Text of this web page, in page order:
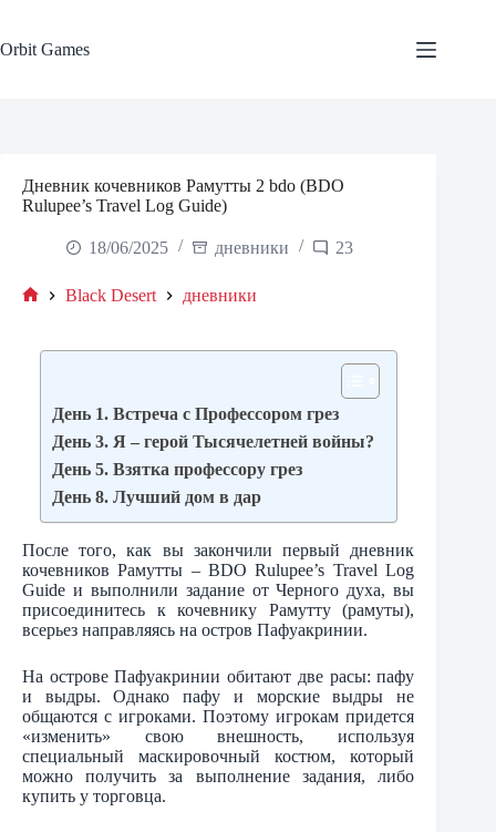
content
Orbit Games
Дневник кочевников Рамутты 2 bdo (BDO
Rulupee’s Travel Log Guide)
18/06/2025 дневники 23
Black Desert дневники
День 1. Встреча с Профессором грез
День 3. Я – герой Тысячелетней войны?
День 5. Взятка профессору грез
День 8. Лучший дом в дар
После того, как вы закончили первый дневник
кочевников Рамутты – BDO Rulupee’s Travel Log
Guide и выполнили задание от Черного духа, вы
присоединитесь к кочевнику Рамутту (рамуты),
всерьез направляясь на остров Пафуакринии.
На острове Пафуакринии обитают две расы: пафу
и выдры. Однако пафу и морские выдры не
общаются с игроками. Поэтому игрокам придется
«изменить» свою внешность, используя
специальный маскировочный костюм, который
можно получить за выполнение задания, либо
купить у торговца.